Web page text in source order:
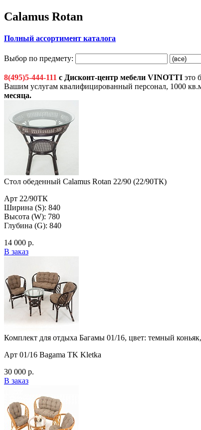
Calamus Rotan
Полный ассортимент каталога
Выбор по предмету:
8(495)5-444-111 с Дисконт-центр мебели VINOTTI это
Вашим услугам квалифицированный персонал, 1000
месяца.
Стол обеденный Calamus Rotan 22/90 (22/90ТК)
Арт 22/90ТК
Ширина (S): 840
Высота (W): 780
Глубина (G): 840
14 000 р.
В заказ
Комплект для отдыха Багамы 01/16, цвет: темный
Арт 01/16 Bagama TK Kletka
30 000 р.
В заказ